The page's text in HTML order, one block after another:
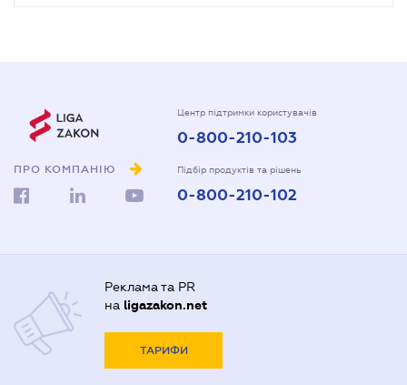
ПРО КОМПАНІЮ
Центр підтримки користувачів
0-800-210-103
Підбір продуктів та рішень
0-800-210-102
Реклама та PR
на ligazakon.net
ТАРИФИ